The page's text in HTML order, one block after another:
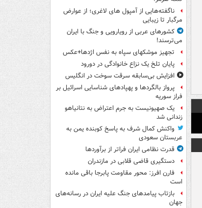
ناگفته‌هایی از آمپول های لاغری؛ از عوارض
مرگبار تا زیبایی
کشورهای عربی از رویارویی و جنگ با ایران
می‌ترسند!
تجهیز موشکهای سپاه به نفس اژدها+عکس
پایان تلخ یک نزاع خانوادگی در دورود
افزایش بی‌سابقه سرقت سوخت در انگلیس
پرواز بالگردها و پهپادهای شناسایی اسرائیل بر
فراز سوریه
یک صهیونیست به جرم اعتراض به نتانیاهو
زندانی شد
واکنش کمال شرف به پاسخ کوبنده یمن به
عربستان سعودی
قدرت نظامی ایران فراتر از برآوردها
دستگیری قاضی قلابی در مازندران
فارن افرز: محور مقاومت پابرجا باقی مانده
است
بازتاب پیامدهای جنگ علیه ایران در رسانه‌های
جهان